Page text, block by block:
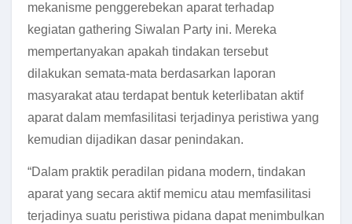
mekanisme penggerebekan aparat terhadap
kegiatan gathering Siwalan Party ini. Mereka
mempertanyakan apakah tindakan tersebut
dilakukan semata-mata berdasarkan laporan
masyarakat atau terdapat bentuk keterlibatan aktif
aparat dalam memfasilitasi terjadinya peristiwa yang
kemudian dijadikan dasar penindakan.
“Dalam praktik peradilan pidana modern, tindakan
aparat yang secara aktif memicu atau memfasilitasi
terjadinya suatu peristiwa pidana dapat menimbulkan